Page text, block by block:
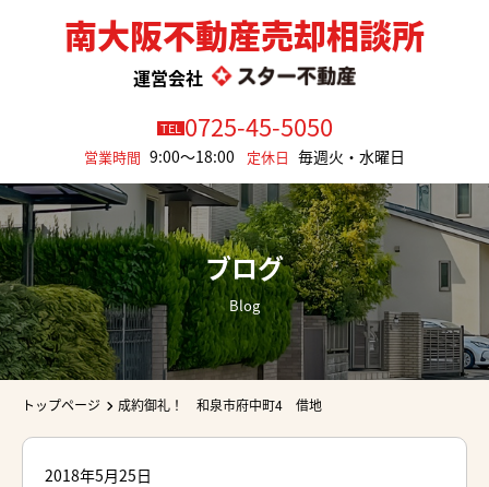
南大阪不動産売却相談所
運営会社
TEL0725-45-5050
営業時間 9:00～18:00 定休日 毎週火・水曜日
ブログ
Blog
トップページ 成約御礼！ 和泉市府中町4 借地
2018年5月25日